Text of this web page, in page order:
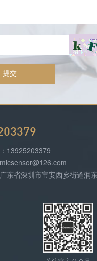
提交
13925203379
东省深圳市宝安西乡街道润